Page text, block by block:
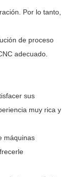
Por lo tanto,
de proceso
adecuado.
sus
muy rica y
máquinas